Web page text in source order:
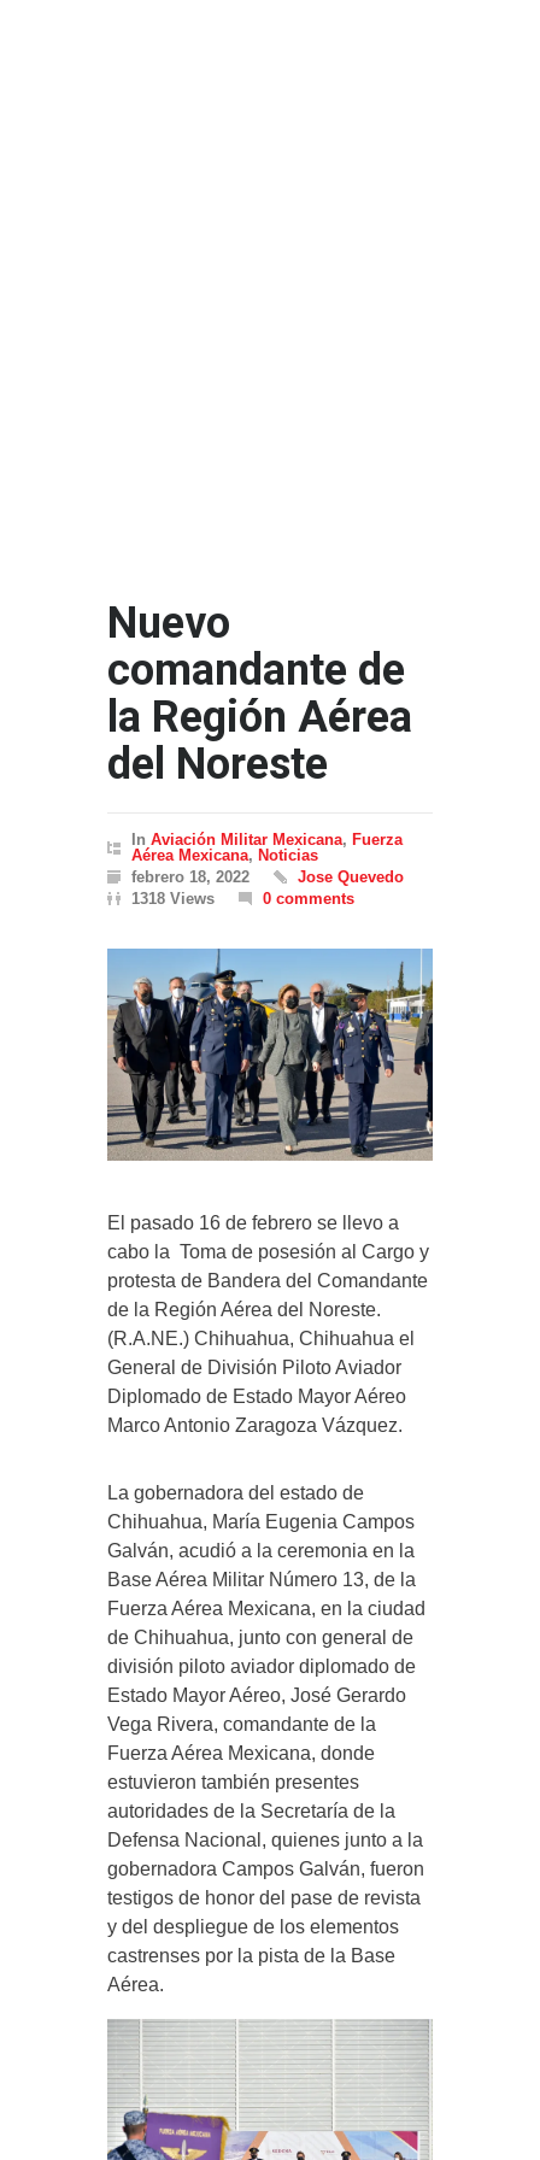
Nuevo
comandante de
la Región Aérea
del Noreste
In Aviación Militar Mexicana, Fuerza
Aérea Mexicana, Noticias
febrero 18, 2022
Jose Quevedo
1318 Views
0 comments
El pasado 16 de febrero se llevo a
cabo la Toma de posesión al Cargo y
protesta de Bandera del Comandante
de la Región Aérea del Noreste.
(R.A.NE.) Chihuahua, Chihuahua el
General de División Piloto Aviador
Diplomado de Estado Mayor Aéreo
Marco Antonio Zaragoza Vázquez.
La gobernadora del estado de
Chihuahua, María Eugenia Campos
Galván, acudió a la ceremonia en la
Base Aérea Militar Número 13, de la
Fuerza Aérea Mexicana, en la ciudad
de Chihuahua, junto con general de
división piloto aviador diplomado de
Estado Mayor Aéreo, José Gerardo
Vega Rivera, comandante de la
Fuerza Aérea Mexicana, donde
estuvieron también presentes
autoridades de la Secretaría de la
Defensa Nacional, quienes junto a la
gobernadora Campos Galván, fueron
testigos de honor del pase de revista
y del despliegue de los elementos
castrenses por la pista de la Base
Aérea.